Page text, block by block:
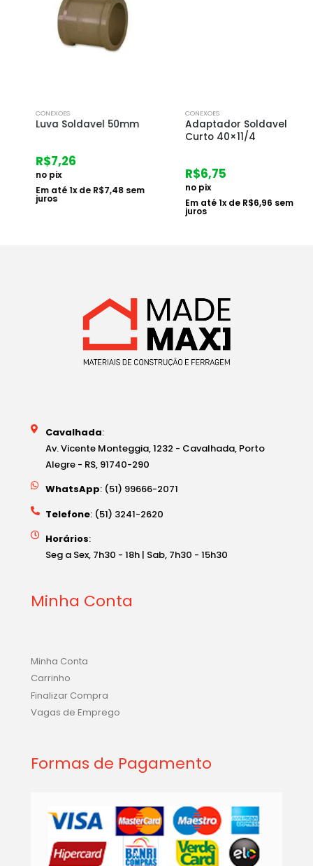
CONEXOES
Luva Soldavel 50mm
R$7,26
no pix
Em até1x deR$ 7,48sem
juros
CONEXOES
Adaptador Soldavel
Curto 40×11/4
R$6,75
no pix
Em até1x deR$ 6,96sem
juros
Cavalhada:
Av. Vicente Monteggia, 1232 - Cavalhada, Porto
Alegre - RS, 91740-290
WhatsApp: (51) 99666-2071
Telefone: (51) 3241-2620
Horários:
Seg a Sex, 7h30 - 18h | Sab, 7h30 - 15h30
Minha Conta
Minha Conta
Carrinho
Finalizar Compra
Vagas de Emprego
Formas de Pagamento